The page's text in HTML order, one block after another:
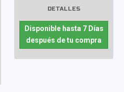
DETALLES
Disponible hasta 7 Días
después de tu compra